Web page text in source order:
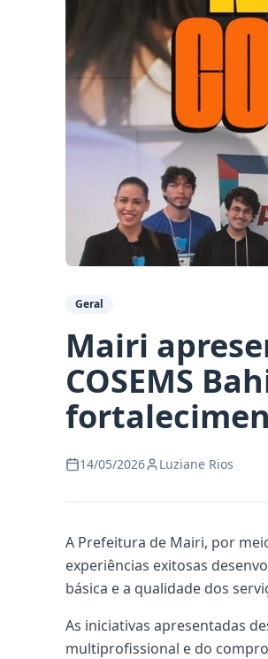
Geral
Mairi
COSEMS
14/05/2026 Luziane Rios
A Prefeitura de Mairi, por
experiências exitosas
básica e a qualidade dos
As iniciativas apresentadas
multiprofissional e do